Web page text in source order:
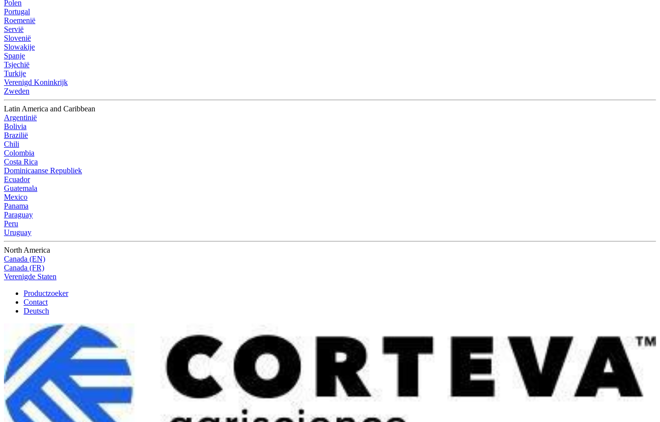
Polen
Portugal
Roemenië
Servië
Slovenië
Slowakije
Spanje
Tsjechië
Turkije
Verenigd Koninkrijk
Zweden
Latin America and Caribbean
Argentinië
Bolivia
Brazilië
Chili
Colombia
Costa Rica
Dominicaanse Republiek
Ecuador
Guatemala
Mexico
Panama
Paraguay
Peru
Uruguay
North America
Canada (EN)
Canada (FR)
Verenigde Staten
Productzoeker
Contact
Deutsch